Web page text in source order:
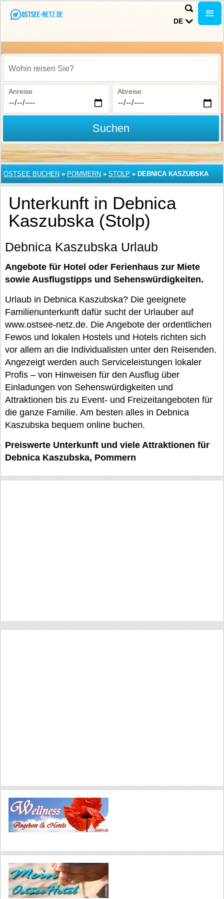
DE
Wohin reisen Sie?
Anreise Abreise
Suchen
OSTSEE BUCHEN » POMMERN » STOLP » DEBNICA KASZUBSKA
Unterkunft in Debnica
Kaszubska (Stolp)
Debnica Kaszubska Urlaub
Angebote für Hotel oder Ferienhaus zur Miete
sowie Ausflugstipps und Sehenswürdigkeiten.
Urlaub in Debnica Kaszubska? Die geeignete
Familienunterkunft dafür sucht der Urlauber auf
www.ostsee-netz.de. Die Angebote der ordentlichen
Fewos und lokalen Hostels und Hotels richten sich
vor allem an die Individualisten unter den Reisenden.
Angezeigt werden auch Serviceleistungen lokaler
Profis – von Hinweisen für den Ausflug über
Einladungen von Sehenswürdigkeiten und
Attraktionen bis zu Event- und Freizeitangeboten für
die ganze Familie. Am besten alles in Debnica
Kaszubska bequem online buchen.
Preiswerte Unterkunft und viele Attraktionen für
Debnica Kaszubska, Pommern